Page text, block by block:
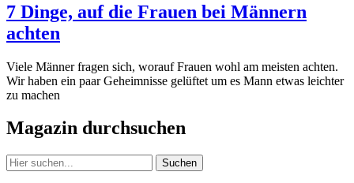
7 Dinge, auf die Frauen bei Männern
achten
Viele Männer fragen sich, worauf Frauen wohl am meisten achten.
Wir haben ein paar Geheimnisse gelüftet um es Mann etwas leichter
zu machen
Magazin durchsuchen
Suchen